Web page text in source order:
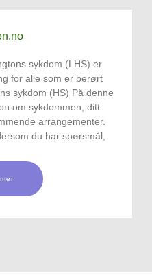
sykdom (LHS) er
for alle som er berørt
sykdom (HS) På denne
om sykdommen, ditt
arrangementer.
du har spørsmål,